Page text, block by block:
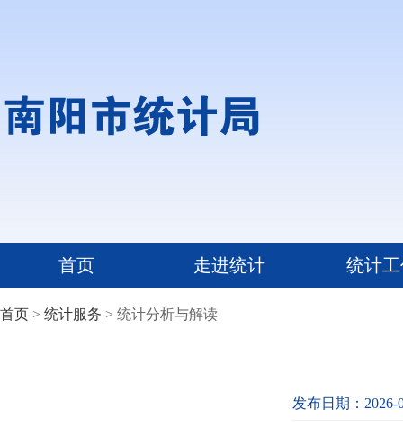
首页 走进统计 统计
首页 > 统计服务 > 统计分析与解读
发布日期：2026-